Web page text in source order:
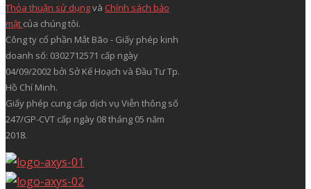
Thỏa thuận sử dụngvà Chính sách bảo
mật của chúng tôi.
Công ty cổ phần Mắt Bão - Giấy phép kinh
doanh số: 0302712571 cấp ngày
04/09/2002 bởi Sở Kế Hoạch và Đầu Tư Tp.
Hồ Chí Minh.
Giấy phép cung cấp dịch vụ Viễn thông số
247/GP-CVT cấp ngày 08 tháng 05 năm
2018.